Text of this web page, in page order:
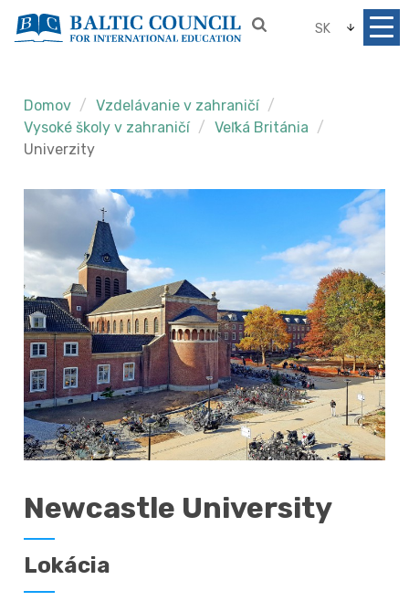
SK
Domov
Vzdelávanie v zahraničí
Vysoké školy v zahraničí
Veľká Británia
Univerzity
Newcastle University
Lokácia